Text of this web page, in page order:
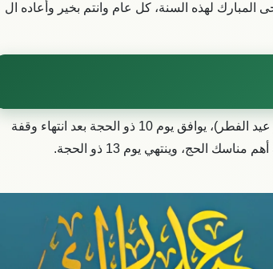
لهذه السنة، كل عام وانتم بخير وأعاده ال
عيد الأضحى هو أحد العيدين عند المسلمين (والعيد الآخر هو عيد الفطر)، يوافق يوم 10 ذو الحجة بعد انتهاء وقفة
الحج، وينتهي يوم 13 ذو الحجة.